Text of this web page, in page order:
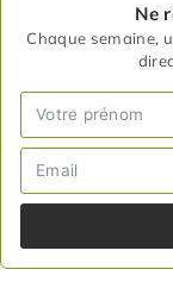
Ne
Chaque semaine,